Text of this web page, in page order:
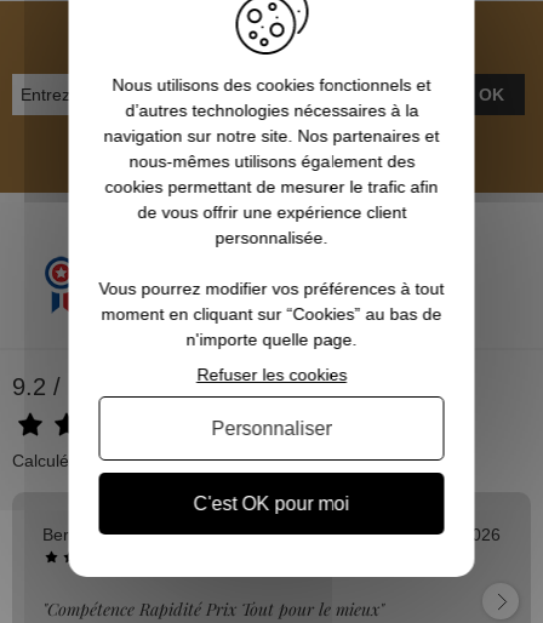
NEWSLETTER
OK
Inscrivez-vous et recevez nos bons plans
9.2 / 10
Calculé à partir de 500 avis.
Bernard A. 03/08/2026
"Compétence Rapidité Prix Tout pour le mieux"
Nous utilisons des cookies fonctionnels et
d’autres technologies nécessaires à la
navigation sur notre site. Nos partenaires et
nous-mêmes utilisons également des
cookies permettant de mesurer le trafic afin
de vous offrir une expérience client
personnalisée.
Vous pourrez modifier vos préférences à tout
moment en cliquant sur “Cookies” au bas de
n'importe quelle page.
C'est OK pour moi
Refuser les cookies
Personnaliser